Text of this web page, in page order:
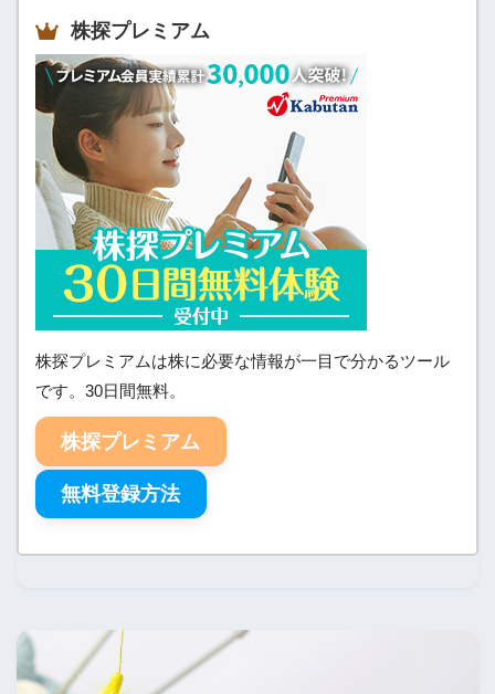
株探プレミアム
株探プレミアムは株に必要な情報が一目で分かるツール
です。30日間無料。
株探プレミアム
無料登録方法